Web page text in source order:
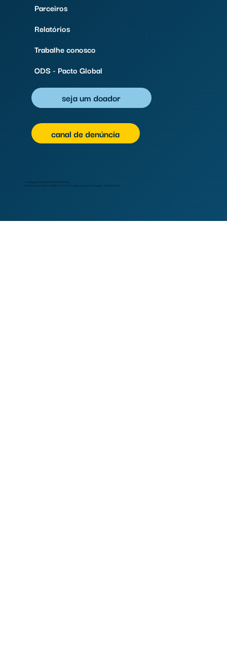
Parceiros
Relatórios
Trabalhe conosco
ODS - Pacto Global
seja um doador
canal de denúncia
Fundação Tênis | 05.022.246/0001-88
Rua Frederico Mentz, 1606, lj. 136 e 137A - Navegantes Porto Alegre - RS, 90240-111